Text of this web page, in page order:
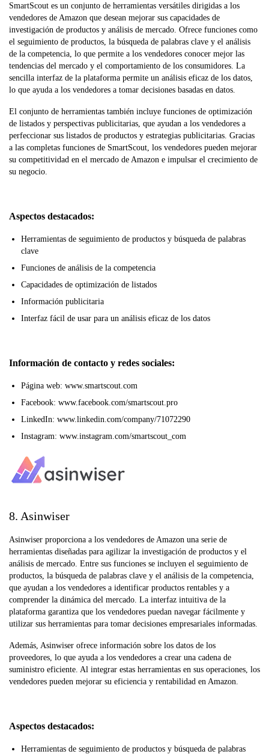
SmartScout es un conjunto de herramientas versátiles dirigidas a los
vendedores de Amazon que desean mejorar sus capacidades de
investigación de productos y análisis de mercado. Ofrece funciones como
el seguimiento de productos, la búsqueda de palabras clave y el análisis
de la competencia, lo que permite a los vendedores conocer mejor las
tendencias del mercado y el comportamiento de los consumidores. La
sencilla interfaz de la plataforma permite un análisis eficaz de los datos,
lo que ayuda a los vendedores a tomar decisiones basadas en datos.
El conjunto de herramientas también incluye funciones de optimización
de listados y perspectivas publicitarias, que ayudan a los vendedores a
perfeccionar sus listados de productos y estrategias publicitarias. Gracias
a las completas funciones de SmartScout, los vendedores pueden mejorar
su competitividad en el mercado de Amazon e impulsar el crecimiento de
su negocio.
Aspectos destacados:
Herramientas de seguimiento de productos y búsqueda de palabras
clave
Funciones de análisis de la competencia
Capacidades de optimización de listados
Información publicitaria
Interfaz fácil de usar para un análisis eficaz de los datos
Información de contacto y redes sociales:
Página web: www.smartscout.com
Facebook: www.facebook.com/smartscout.pro
LinkedIn: www.linkedin.com/company/71072290
Instagram: www.instagram.com/smartscout_com
8. Asinwiser
Asinwiser proporciona a los vendedores de Amazon una serie de
herramientas diseñadas para agilizar la investigación de productos y el
análisis de mercado. Entre sus funciones se incluyen el seguimiento de
productos, la búsqueda de palabras clave y el análisis de la competencia,
que ayudan a los vendedores a identificar productos rentables y a
comprender la dinámica del mercado. La interfaz intuitiva de la
plataforma garantiza que los vendedores puedan navegar fácilmente y
utilizar sus herramientas para tomar decisiones empresariales informadas.
Además, Asinwiser ofrece información sobre los datos de los
proveedores, lo que ayuda a los vendedores a crear una cadena de
suministro eficiente. Al integrar estas herramientas en sus operaciones, los
vendedores pueden mejorar su eficiencia y rentabilidad en Amazon.
Aspectos destacados:
Herramientas de seguimiento de productos y búsqueda de palabras